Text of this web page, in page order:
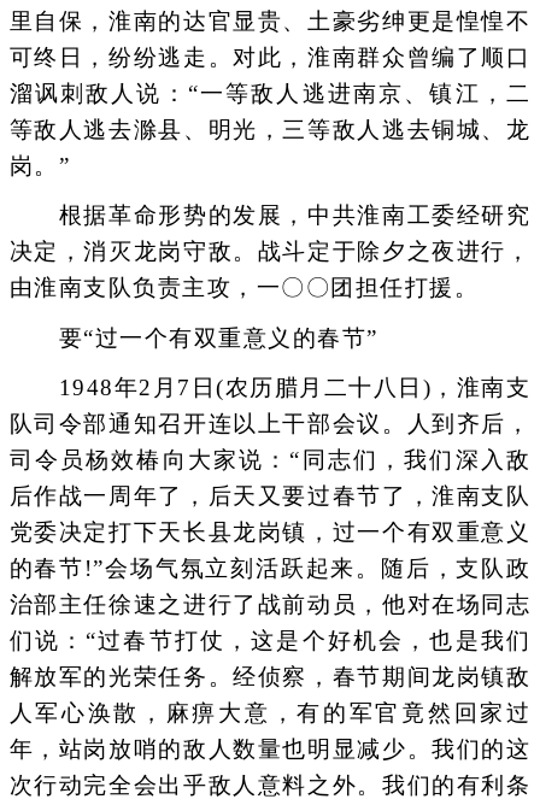
里自保，淮南的达官显贵、土豪劣绅更是惶惶不
可终日，纷纷逃走。对此，淮南群众曾编了顺口
溜讽刺敌人说：“一等敌人逃进南京、镇江，二
等敌人逃去滁县、明光，三等敌人逃去铜城、龙
岗。”
根据革命形势的发展，中共淮南工委经研究
决定，消灭龙岗守敌。战斗定于除夕之夜进行，
由淮南支队负责主攻，一〇〇团担任打援。
要“过一个有双重意义的春节”
1948年2月7日(农历腊月二十八日)，淮南支
队司令部通知召开连以上干部会议。人到齐后，
司令员杨效椿向大家说：“同志们，我们深入敌
后作战一周年了，后天又要过春节了，淮南支队
党委决定打下天长县龙岗镇，过一个有双重意义
的春节!”会场气氛立刻活跃起来。随后，支队政
治部主任徐速之进行了战前动员，他对在场同志
们说：“过春节打仗，这是个好机会，也是我们
解放军的光荣任务。经侦察，春节期间龙岗镇敌
人军心涣散，麻痹大意，有的军官竟然回家过
年，站岗放哨的敌人数量也明显减少。我们的这
次行动完全会出乎敌人意料之外。我们的有利条